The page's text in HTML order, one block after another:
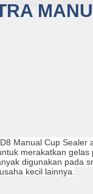
Manual Cup Sealer
merakatkan
digunakan pada
kecil lainnya.